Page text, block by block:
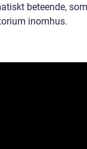
beteende,
inomhus.